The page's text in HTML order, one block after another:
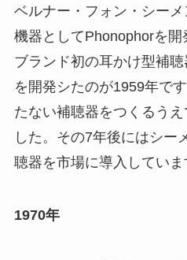
ベルナー・フォン・シー
機器としてPhonophorを
ブランド初の耳かけ型補
を開発シたのが1959年で
たない補聴器をつくるう
した。その7年後にはシー
聴器を市場に導入していま
1970年